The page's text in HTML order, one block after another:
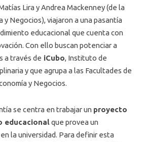
Lira y Andrea Mackenney (de la
y Negocios), viajaron a una pasantía
educacional que cuenta con
Con ello buscan potenciar a
a través de iCubo, Instituto de
y que agrupa a las Facultades de
y Negocios.
se centra en trabajar un proyecto
educacionalque provea un
la universidad. Para definir esta